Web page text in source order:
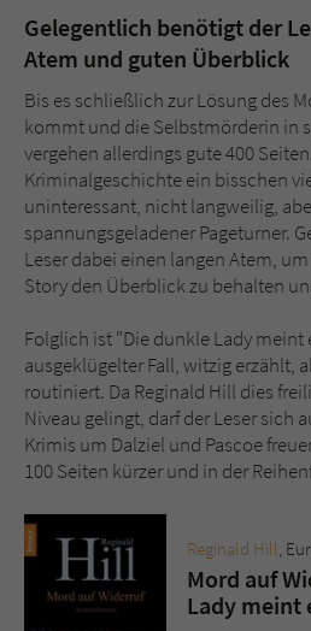
Gelegentlich benötigt der
Atem und guten Überblick
Bis es schließlich zur Lösung des
kommt und die Selbstmörderin in
vergehen allerdings gute 400
Kriminalgeschichte ein bisschen
uninteressant, nicht langweilig,
spannungsgeladener Pageturner.
Leser dabei einen langen Atem,
Story den Überblick zu behalten
Folglich ist "Die dunkle Lady meint
ausgeklügelter Fall, witzig erzählt,
routiniert. Da Reginald Hill dies
Niveau gelingt, darf der Leser sich
Krimis um Dalziel und Pascoe
100 Seiten kürzer und in der
Reginald Hill ,
Mord auf
Lady meint